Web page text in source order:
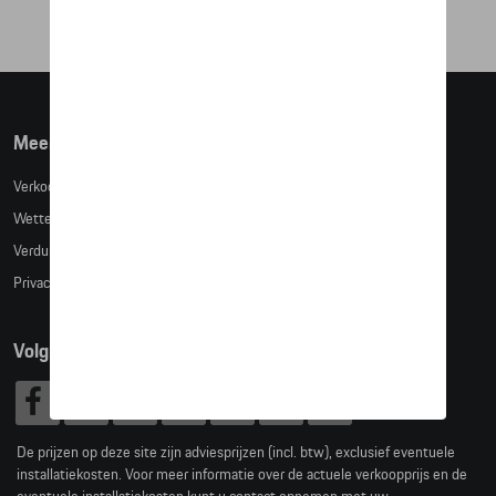
Meer info
Verkoopsvoorwaarden
Wettelijke bepalingen
Verduidelijking kledingmaten
Privacybeleid
Volg Ons
De prijzen op deze site zijn adviesprijzen (incl. btw), exclusief eventuele
installatiekosten. Voor meer informatie over de actuele verkoopprijs en de